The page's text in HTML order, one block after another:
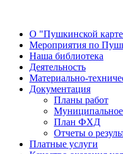
О "Пушкинской
Мероприятия по
Наша библиотека
Деятельность
Материально-
Документация
Планы работ
Муниципальное
План ФХД
Отчеты о
Платные услуги